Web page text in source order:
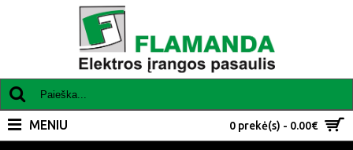
0 prekė(s) - 0.00€
MENIU